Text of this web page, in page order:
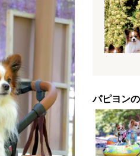
パピヨン